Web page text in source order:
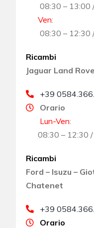
08:30 – 13:00 /
Ven:
08:30 – 12:30 /
Ricambi
Jaguar Land
+39
Orario
Lun-Ven:
08:30 – 12:30 /
Ricambi
Ford – Isuzu –
Chatenet
+39
Orario